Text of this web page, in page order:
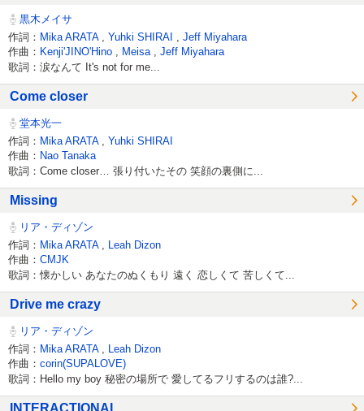
黒木メイサ
作詞： Mika ARATA Yuhki SHIRAI
Jeff Miyahara
作曲： Kenji'JINO'Hino Meisa Jeff Miyahara
歌詞：涙なんて It's not for me...
Come closer
堂本光一
作詞： Mika ARATA
Yuhki SHIRAI
作曲： Nao Tanaka
歌詞：Come closer… 張り付いたその 笑顔の裏側に...
Missing
リア・ディゾン
作詞： Mika ARATA
Leah Dizon
作曲： CMJK
歌詞：懐かしい あなたのぬくもり 遠く 恋しくて 苦しくて...
Drive me crazy
リア・ディゾン
作詞： Mika ARATA
Leah Dizon
作曲： corin(SUPALOVE)
歌詞：Hello my boy 秘密の場所で 愛してるフリするのは誰?...
INTERACTIONAL